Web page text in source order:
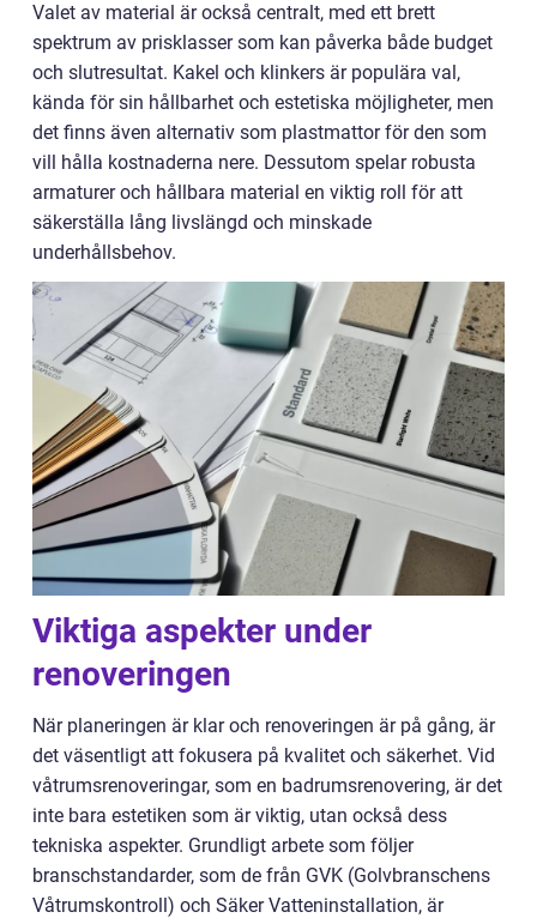
Valet av material är också centralt, med ett brett
spektrum av prisklasser som kan påverka både budget
och slutresultat. Kakel och klinkers är populära val,
kända för sin hållbarhet och estetiska möjligheter, men
det finns även alternativ som plastmattor för den som
vill hålla kostnaderna nere. Dessutom spelar robusta
armaturer och hållbara material en viktig roll för att
säkerställa lång livslängd och minskade
underhållsbehov.
Viktiga aspekter under
renoveringen
När planeringen är klar och renoveringen är på gång, är
det väsentligt att fokusera på kvalitet och säkerhet. Vid
våtrumsrenoveringar, som en badrumsrenovering, är det
inte bara estetiken som är viktig, utan också dess
tekniska aspekter. Grundligt arbete som följer
branschstandarder, som de från GVK (Golvbranschens
Våtrumskontroll) och Säker Vatteninstallation, är